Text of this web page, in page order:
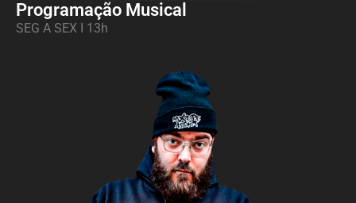
Programação Musical
SEG A SEX I 13h